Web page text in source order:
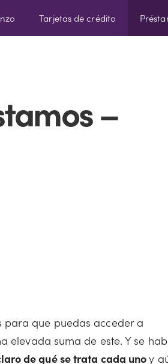
Tarjetas de crédito
–
para que puedas acceder a
elevada suma de este. Y se
de qué se trata cada unoy